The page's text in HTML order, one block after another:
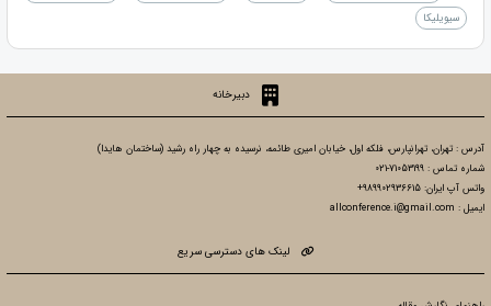
سیویلیکا
دبیرخانه
آدرس : تهران، تهرانپارس، فلکه اول، خیابان امیری طائمه، نرسیده به چهار راه رشید (ساختمان هایدا)
شماره تماس : 71053199-021
واتس آپ ایران: 989902936615+
ایمیل : allconference.i@gmail.com
لینک های دسترسی سریع